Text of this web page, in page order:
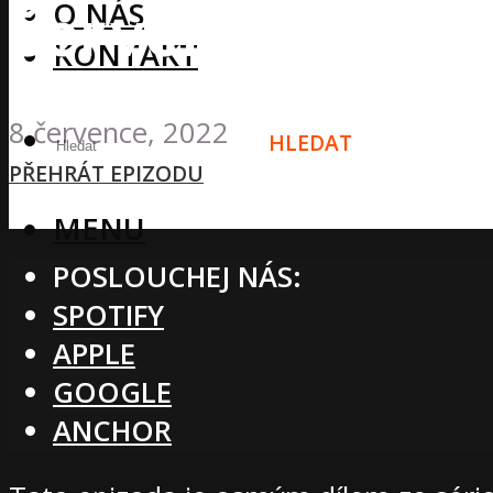
O NÁS
KONTAKT
HLEDAT
MENU
červená řepa
8 července, 2022
PŘEHRÁT EPIZODU
POSLOUCHEJ NÁS:
SPOTIFY
APPLE
GOOGLE
ANCHOR